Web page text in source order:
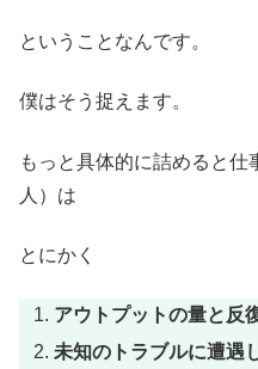
ということなんです。
僕はそう捉えます。
もっと具体的に詰めると仕
人）は
とにかく
アウトプットの量と反
未知のトラブルに遭遇